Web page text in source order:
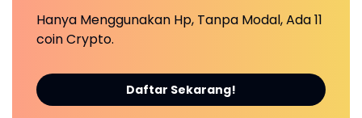
Hanya Menggunakan Hp, Tanpa Modal, Ada 11
coin Crypto.
Daftar Sekarang!